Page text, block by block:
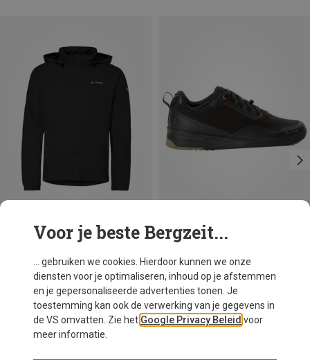
Je bespaart 16%
Vaude
Moab Pro Syn. Schoenen
€ 127,60
Voor je beste Bergzeit...
... gebruiken we cookies. Hierdoor kunnen we onze
diensten voor je optimaliseren, inhoud op je afstemmen
en je gepersonaliseerde advertenties tonen. Je
toestemming kan ook de verwerking van je gegevens in
de VS omvatten. Zie het Google Privacy Beleid voor
meer informatie.